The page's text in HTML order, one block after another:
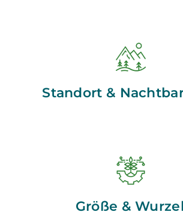
Standort &
Größe &